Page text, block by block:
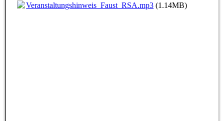
Veranstaltungshinweis_Faust_RSA.mp3 (1.14MB)